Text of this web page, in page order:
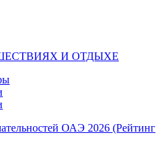
И ОТДЫХЕ
ОАЭ 2026 (Рейтинг